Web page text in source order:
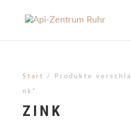
Start / Produkte
nk“
ZINK